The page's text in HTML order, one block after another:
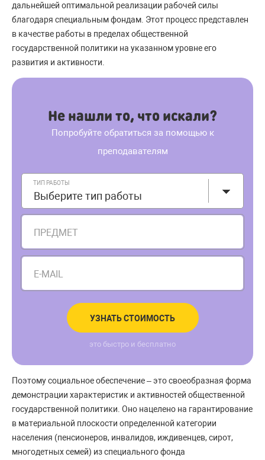
дальнейшей оптимальной реализации рабочей силы
благодаря специальным фондам. Этот процесс представлен
в качестве работы в пределах общественной
государственной политики на указанном уровне его
развития и активности.
Не нашли то, что искали?
Попробуйте обратиться за помощью к
преподавателям
ТИП РАБОТЫ
Выберите тип работы
ПРЕДМЕТ
E-MAIL
УЗНАТЬ СТОИМОСТЬ
это быстро и бесплатно
Поэтому социальное обеспечение – это своеобразная форма
демонстрации характеристик и активностей общественной
государственной политики. Оно нацелено на гарантирование
в материальной плоскости определенной категории
населения (пенсионеров, инвалидов, иждивенцев, сирот,
многодетных семей) из специального фонда